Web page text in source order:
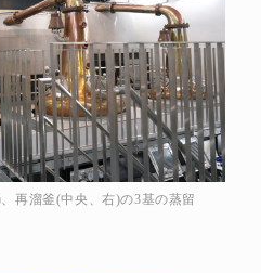
再溜釜(中央、右)の3基の蒸留